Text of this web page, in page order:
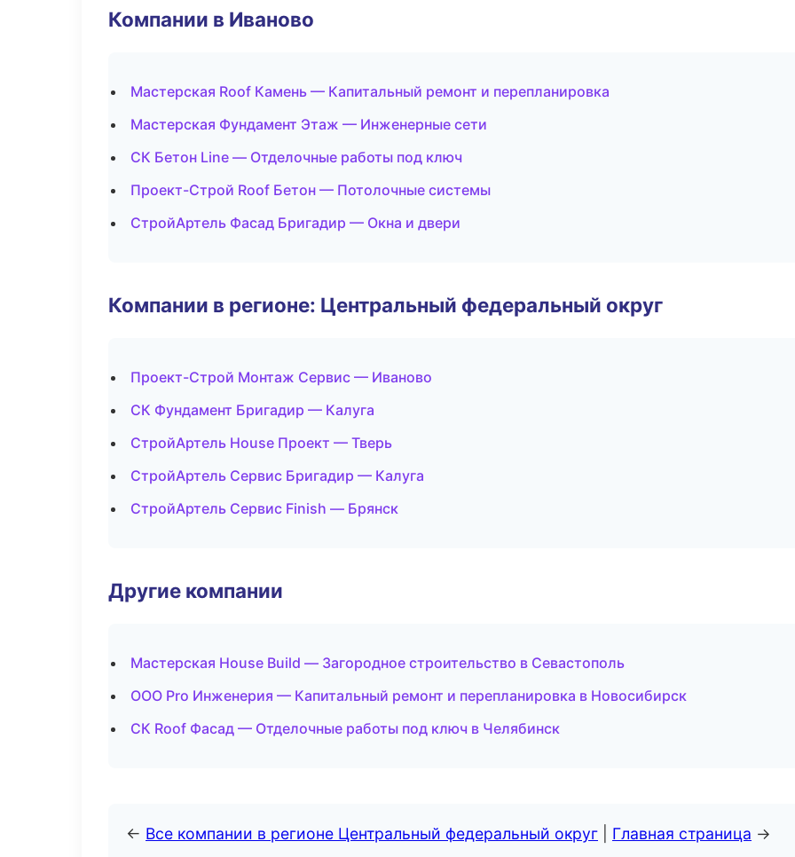
Компании в Иваново
Мастерская Roof Камень — Капитальный ремонт и перепланировка
Мастерская Фундамент Этаж — Инженерные сети
СК Бетон Line — Отделочные работы под ключ
Проект-Строй Roof Бетон — Потолочные системы
СтройАртель Фасад Бригадир — Окна и двери
Компании в регионе: Центральный федеральный округ
Проект-Строй Монтаж Сервис — Иваново
СК Фундамент Бригадир — Калуга
СтройАртель House Проект — Тверь
СтройАртель Сервис Бригадир — Калуга
СтройАртель Сервис Finish — Брянск
Другие компании
Мастерская House Build — Загородное строительство в Севастополь
ООО Pro Инженерия — Капитальный ремонт и перепланировка в Новосибирск
СК Roof Фасад — Отделочные работы под ключ в Челябинск
← Все компании в регионе Центральный федеральный округ Главная страница →